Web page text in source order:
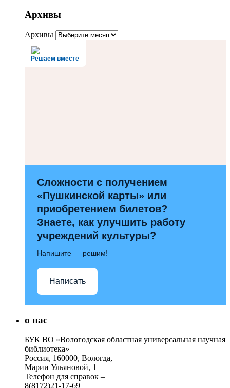
Архивы
Архивы
Решаем вместе
Сложности с получением
«Пушкинской карты» или
приобретением билетов?
Знаете, как улучшить работу
учреждений культуры?
Напишите — решим!
Написать
о нас
БУК ВО «Вологодская областная универсальная научная
библиотека»
Россия, 160000, Вологда,
Марии Ульяновой, 1
Телефон для справок –
8(8172)21-17-69